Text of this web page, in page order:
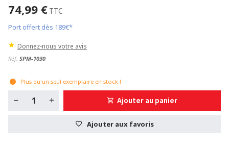
74,99 € TTC
Port offert dès 189€*
Donnez-nous votre avis
Réf: SPM-1030
Plus qu'un seul exemplaire en stock !
Ajouter au panier
Ajouter aux favoris